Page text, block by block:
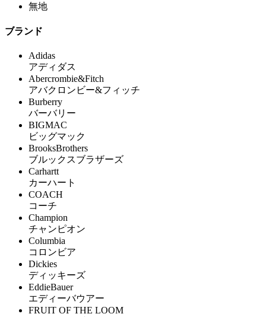
無地
ブランド
Adidas
アディダス
Abercrombie&Fitch
アバクロンビー&フィッチ
Burberry
バーバリー
BIGMAC
ビッグマック
BrooksBrothers
ブルックスブラザーズ
Carhartt
カーハート
COACH
コーチ
Champion
チャンピオン
Columbia
コロンビア
Dickies
ディッキーズ
EddieBauer
エディーバウアー
FRUIT OF THE LOOM